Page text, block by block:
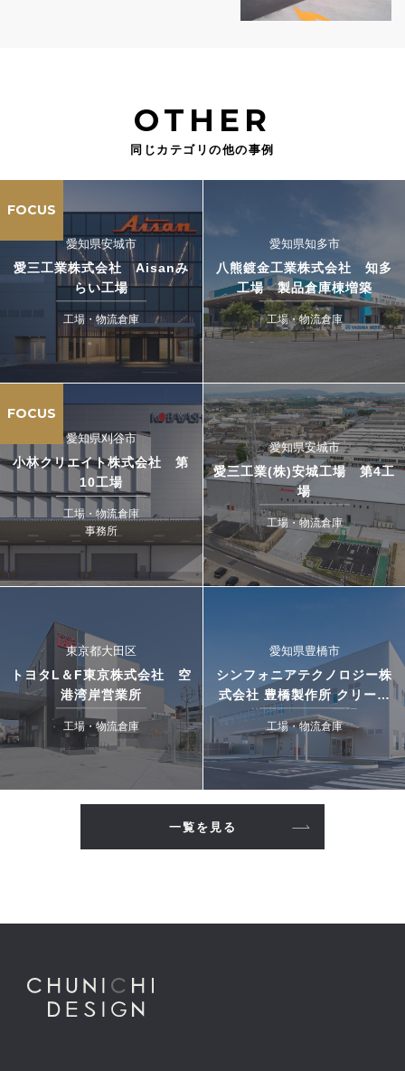
OTHER
同じカテゴリの他の事例
FOCUS
愛知県安城市
愛三工業株式会社 Aisanみ
らい工場
工場・物流倉庫
愛知県知多市
八熊鍍金工業株式会社 知多
工場 製品倉庫棟増築
工場・物流倉庫
FOCUS
愛知県刈谷市
小林クリエイト株式会社 第
10工場
工場・物流倉庫
事務所
愛知県安城市
愛三工業(株)安城工場 第4工
場
工場・物流倉庫
東京都大田区
トヨタL＆F東京株式会社 空
港湾岸営業所
工場・物流倉庫
愛知県豊橋市
シンフォニアテクノロジー株
式会社 豊橋製作所 クリーン
搬送システム工場
工場・物流倉庫
一覧を見る